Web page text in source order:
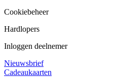
Cookiebeheer
Hardlopers
Inloggen deelnemer
Nieuwsbrief
Cadeaukaarten